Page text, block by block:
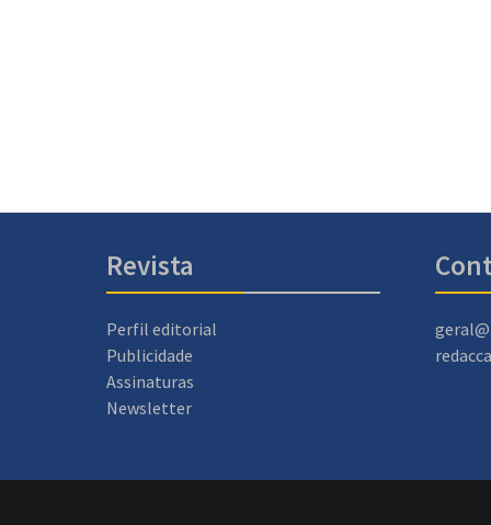
Revista
Perfil editorial
Publicidade
Assinaturas
Newsletter